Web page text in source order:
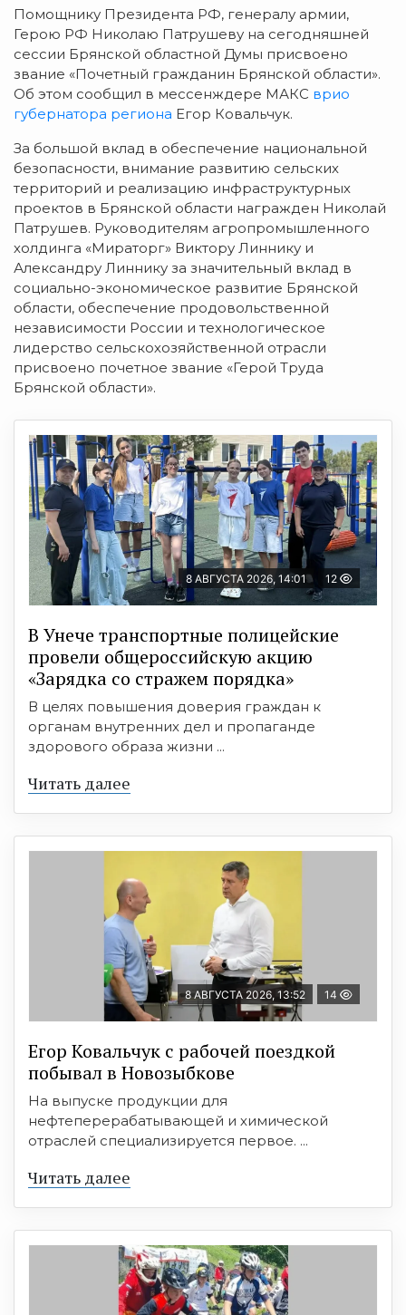
Помощнику Президента РФ, генералу армии,
Герою РФ Николаю Патрушеву на сегодняшней
сессии Брянской областной Думы присвоено
звание «Почетный гражданин Брянской области».
Об этом сообщил в мессенждере МАКС врио
губернатора региона Егор Ковальчук.
За большой вклад в обеспечение национальной
безопасности, внимание развитию сельских
территорий и реализацию инфраструктурных
проектов в Брянской области награжден Николай
Патрушев. Руководителям агропромышленного
холдинга «Мираторг» Виктору Линнику и
Александру Линнику за значительный вклад в
социально-экономическое развитие Брянской
области, обеспечение продовольственной
независимости России и технологическое
лидерство сельскохозяйственной отрасли
присвоено почетное звание «Герой Труда
Брянской области».
8 АВГУСТА 2026, 14:01 12
В Унече транспортные полицейские
провели общероссийскую акцию
«Зарядка со стражем порядка»
В целях повышения доверия граждан к
органам внутренних дел и пропаганде
здорового образа жизни ...
Читать далее
8 АВГУСТА 2026, 13:52 14
Егор Ковальчук с рабочей поездкой
побывал в Новозыбкове
На выпуске продукции для
нефтеперерабатывающей и химической
отраслей специализируется первое. ...
Читать далее